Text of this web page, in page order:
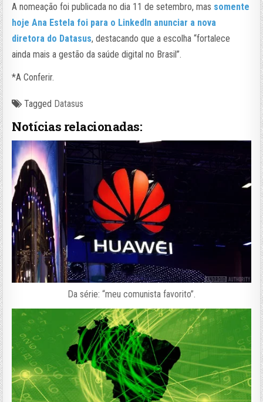
A nomeação foi publicada no dia 11 de setembro, mas somente
hoje Ana Estela foi para o LinkedIn anunciar a nova
diretora do Datasus, destacando que a escolha “fortalece
ainda mais a gestão da saúde digital no Brasil”.
*A Conferir.
Tagged Datasus
Notícias relacionadas:
Da série: “meu comunista favorito”.